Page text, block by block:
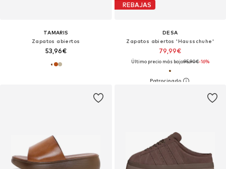
TAMARIS
Zapatos abiertos
53,96€
REBAJAS
DESA
Zapatos abiertos 'Hausschuhe'
79,99€
Último precio más bajo:95,90€-16%